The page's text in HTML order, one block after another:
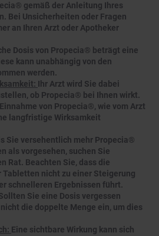
gemäß der Anleitung Ihres
Bei Unsicherheiten oder Fragen
an Ihren Arzt oder Apotheker
Dosis von Propecia® beträgt eine
kann unabhängig von den
werden.
Ihr Arzt wird Sie dabei
ob Propecia® bei Ihnen wirkt.
von Propecia®, wie vom Arzt
langfristige Wirksamkeit
Sie versehentlich mehr Propecia®
als vorgesehen, suchen Sie
Rat. Beachten Sie, dass die
Tabletten nicht zu einer Steigerung
schnelleren Ergebnissen führt.
Sie eine Dosis vergessen
die doppelte Menge ein, um dies
Eine sichtbare Wirkung kann sich